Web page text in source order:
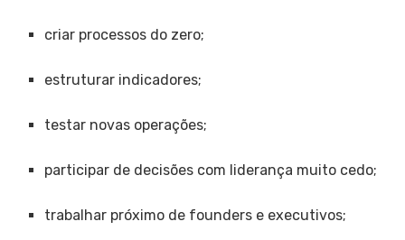
criar processos do zero;
estruturar indicadores;
testar novas operações;
participar de decisões com liderança muito cedo;
trabalhar próximo de founders e executivos;